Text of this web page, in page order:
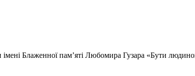
Блаженної пам’яті Любомира Гузара «Бути